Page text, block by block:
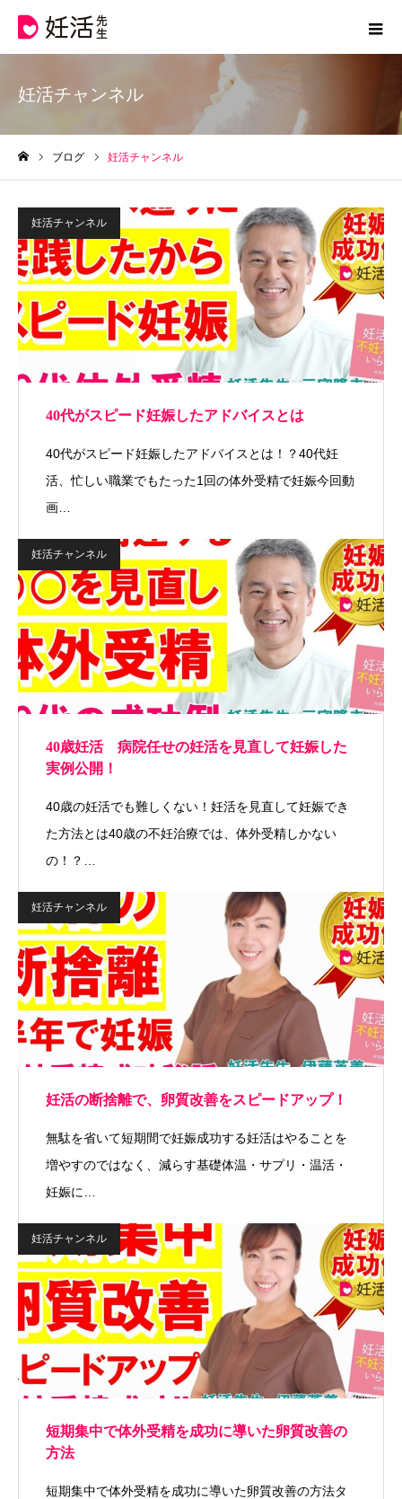
妊活チャンネル
ブログ 妊活チャンネル
妊活チャンネル
40代がスピード妊娠したアドバイスとは
40代がスピード妊娠したアドバイスとは！？40代妊
活、忙しい職業でもたった1回の体外受精で妊娠今回動
画…
妊活チャンネル
40歳妊活 病院任せの妊活を見直して妊娠した
実例公開！
40歳の妊活でも難しくない！妊活を見直して妊娠でき
た方法とは40歳の不妊治療では、体外受精しかない
の！？…
妊活チャンネル
妊活の断捨離で、卵質改善をスピードアップ！
無駄を省いて短期間で妊娠成功する妊活はやることを
増やすのではなく、減らす基礎体温・サプリ・温活・
妊娠に…
妊活チャンネル
短期集中で体外受精を成功に導いた卵質改善の
方法
短期集中で体外受精を成功に導いた卵質改善の方法タ